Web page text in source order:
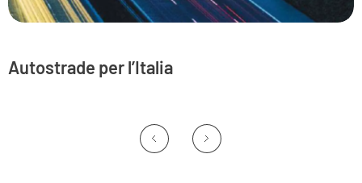
Autostrade per l’Italia